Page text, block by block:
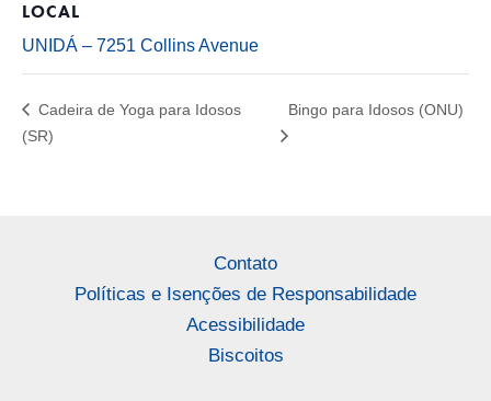
LOCAL
UNIDÁ – 7251 Collins Avenue
Cadeira de Yoga para Idosos
(SR)
Bingo para Idosos (ONU)
Contato
Políticas e Isenções de Responsabilidade
Acessibilidade
Biscoitos